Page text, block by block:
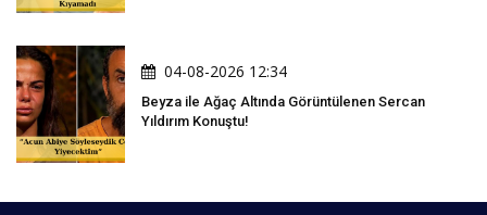
04-08-2026 12:34
Beyza ile Ağaç Altında Görüntülenen Sercan
Yıldırım Konuştu!